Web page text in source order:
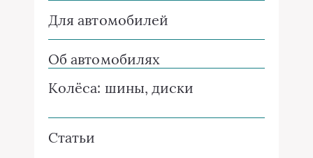
Для автомобилей
Об автомобилях
Колёса: шины, диски
Статьи